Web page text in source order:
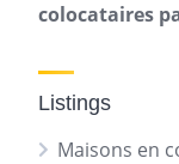
colocataires
Listings
Maisons en